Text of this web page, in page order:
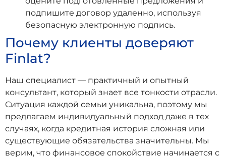
подпишите договор удаленно, используя
безопасную электронную подпись.
Почему клиенты доверяют
Finlat?
Наш специалист — практичный и опытный
консультант, который знает все тонкости отрасли.
Ситуация каждой семьи уникальна, поэтому мы
предлагаем индивидуальный подход даже в тех
случаях, когда кредитная история сложная или
существующие обязательства значительны. Мы
верим, что финансовое спокойствие начинается с